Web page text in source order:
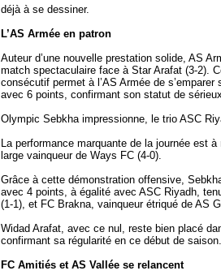
déjà à se dessiner.
L’AS Armée en patron
Auteur d’une nouvelle prestation solide, AS
match spectaculaire face à Star Arafat (3-2).
consécutif permet à l’AS Armée de
avec 6 points, confirmant son statut de
Olympic Sebkha impressionne, le trio ASC
La performance marquante de la journée est
large vainqueur de Ways FC (4-0).
Grâce à cette démonstration offensive,
avec 4 points, à égalité avec ASC Riyadh,
(1-1), et FC Brakna, vainqueur étriqué de AS
Widad Arafat, avec ce nul, reste bien placé
confirmant sa régularité en ce début de saison.
FC Amitiés et AS Vallée se relancent